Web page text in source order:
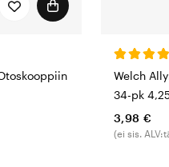
lisäksi ADC
työtä invalideille ja
ja World Scopes.Welch
34-pk
3,98 €
(ei sis.